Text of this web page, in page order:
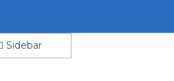
Sidebar